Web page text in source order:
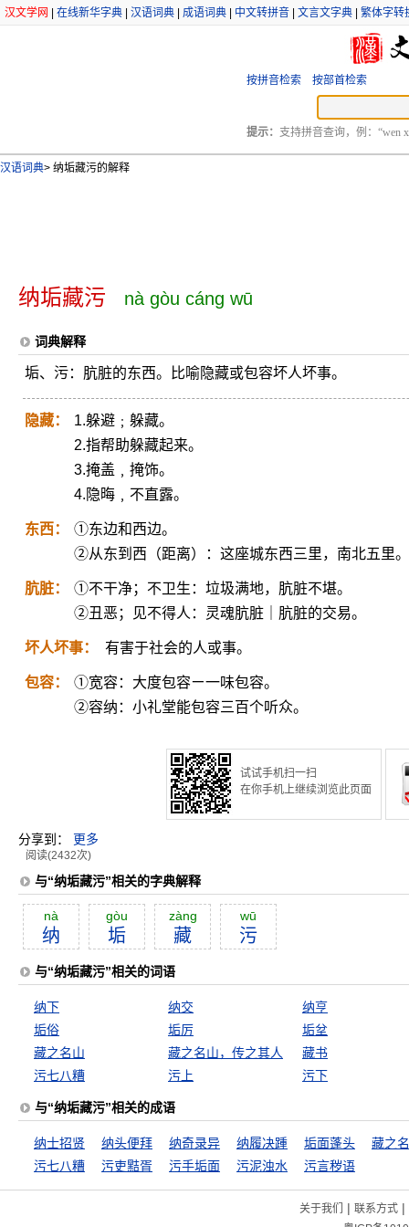
汉文学网 在线新华字典 汉语词典 成语词典 中文转拼音 文言文字典 繁体字转
按拼音检索 按部首检索
提示： 支持拼音查询，例：“wen
汉语词典> 纳垢藏污的解释
纳垢藏污 nà gòu cáng wū
词典解释
垢、污：肮脏的东西。比喻隐藏或包容坏人坏事。
隐藏：
1.躲避﹔躲藏。
2.指帮助躲藏起来。
3.掩盖﹐掩饰。
4.隐晦﹐不直露。
东西：
①东边和西边。
②从东到西（距离）：这座城东西三里，南北五里。
肮脏：
①不干净；不卫生：垃圾满地，肮脏不堪。
②丑恶；见不得人：灵魂肮脏｜肮脏的交易。
坏人坏事： 有害于社会的人或事。
包容：
①宽容：大度包容ㄧ一味包容。
②容纳：小礼堂能包容三百个听众。
试试手机扫一扫
在你手机上继续浏览此页面
分享到： 更多
阅读(2432次)
与“纳垢藏污”相关的字典解释
nà
纳
gòu
垢
zàng
藏
wū
污
与“纳垢藏污”相关的词语
纳下 纳交
纳亨
垢俗
垢厉
垢坌
藏之名山
藏之名山，传之其人
藏书
污七八糟
污上 污下
与“纳垢藏污”相关的成语
纳士招贤 纳头便拜 纳奇录异 纳履决踵 垢面蓬头
藏之
污七八糟
污吏黠胥 污手垢面 污泥浊水 污言秽语
关于我们 | 联系方式|